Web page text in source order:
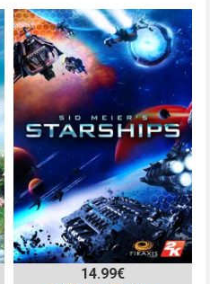
14.99€